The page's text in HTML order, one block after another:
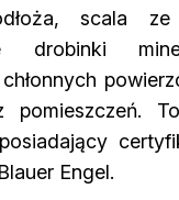
scala
drobinki
pomieszczeń.
Engel.